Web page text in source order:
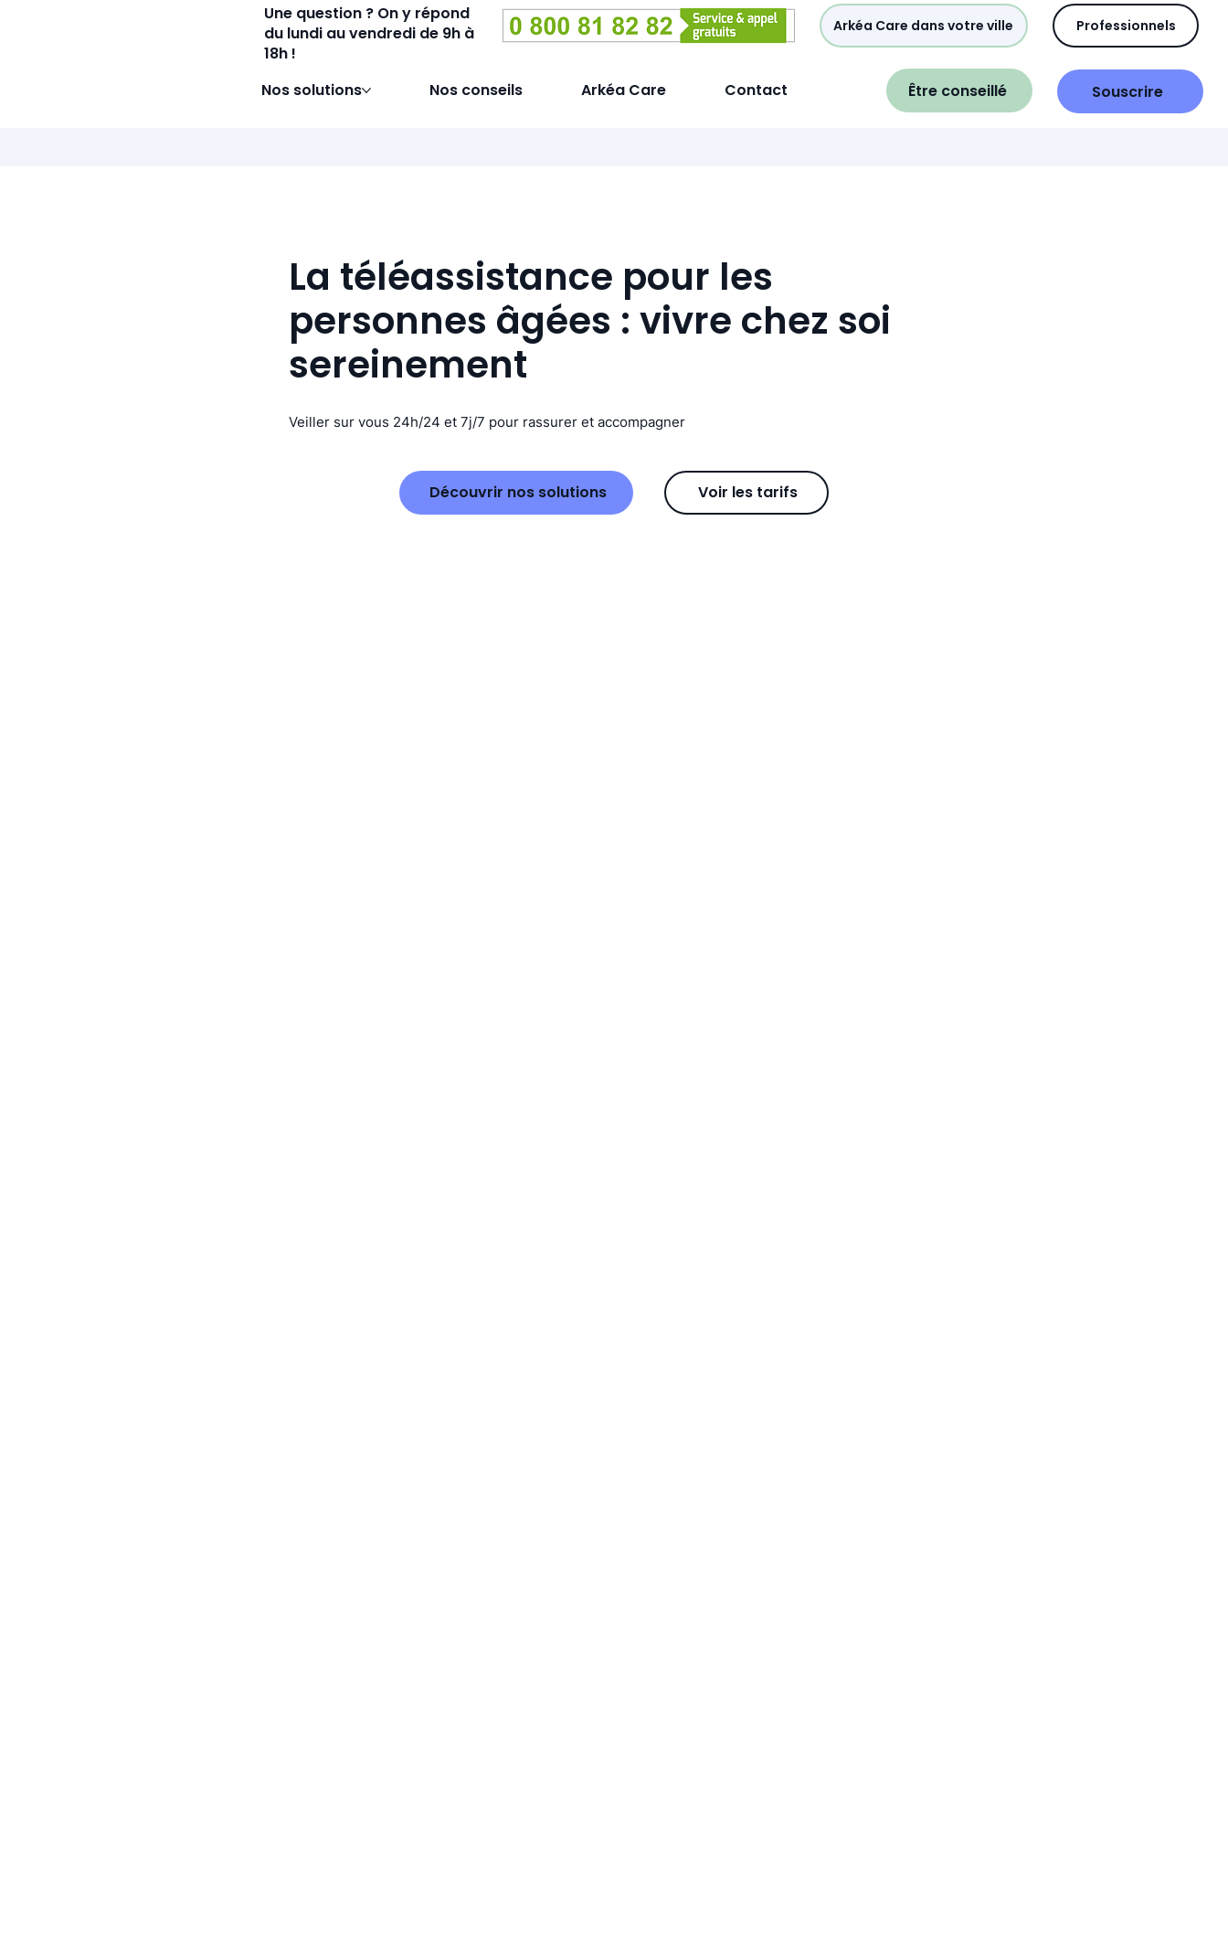
Une question ? On y répond
du lundi au vendredi de 9h à
18h !
Arkéa Care dans votre ville Professionnels
Nos solutions Nos conseils Arkéa Care Contact Être conseillé Souscrire
La téléassistance pour les
personnes âgées : vivre chez soi
sereinement
Veiller sur vous 24h/24 et 7j/7 pour rassurer et accompagner
Découvrir nos solutions Voir les tarifs